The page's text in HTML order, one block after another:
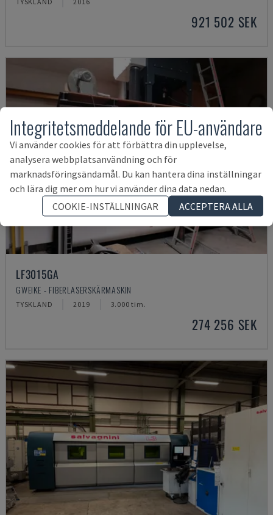
921 502 SEK
LF3015GA
GWEIKE - FIBERLASERSKÄRMASKIN
TYSKLAND 2019 3.000 tim.
274 256 SEK
Integritetsmeddelande för EU-användare
Vi använder cookies för att förbättra din upplevelse,
analysera webbplatsanvändning och för
marknadsföringsändamål. Du kan hantera dina inställningar
och lära dig mer om hur vi använder dina data nedan.
COOKIE-INSTÄLLNINGAR
ACCEPTERA ALLA